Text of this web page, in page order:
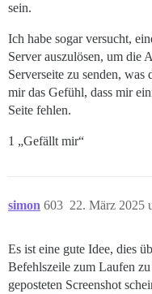
sein.
Ich habe sogar versucht,
Server auszulösen, um die
Serverseite zu senden,
mir das Gefühl, dass mir
Seite fehlen.
1 „Gefällt mir“
simon 22. März 2025
603
Es ist eine gute Idee, dies
Befehlszeile zum Laufen
geposteten Screenshot